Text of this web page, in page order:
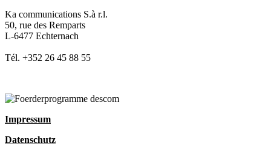
Ka communications S.à r.l.
50, rue des Remparts
L-6477 Echternach
Tél. +352 26 45 88 55
Impressum
Datenschutz